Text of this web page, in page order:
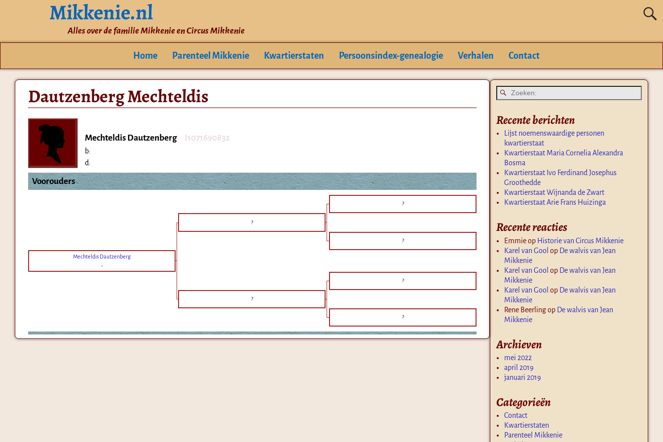
Mikkenie.nl
Alles over de familie Mikkenie en Circus Mikkenie
Home Parenteel Mikkenie Kwartierstaten Persoonsindex-genealogie Verhalen Contact
Dautzenberg Mechteldis
Mechteldis Dautzenberg I1071690832
b:
d:
Voorouders
?
?
?
Mechteldis Dautzenberg
-
?
?
?
Recente berichten
Lijst noemenswaardige personen
kwartierstaat
Kwartierstaat Maria Cornelia Alexandra
Bosma
Kwartierstaat Ivo Ferdinand Josephus
Groothedde
Kwartierstaat Wijnanda de Zwart
Kwartierstaat Arie Frans Huizinga
Recente reacties
Emmieop Historie van Circus Mikkenie
Karel van Gool op De walvis van Jean
Mikkenie
Karel van Gool op De walvis van Jean
Mikkenie
Karel van Gool op De walvis van Jean
Mikkenie
Rene Beerlingop De walvis van Jean
Mikkenie
Archieven
mei 2022
april 2019
januari 2019
Categorieën
Contact
Kwartierstaten
Parenteel Mikkenie